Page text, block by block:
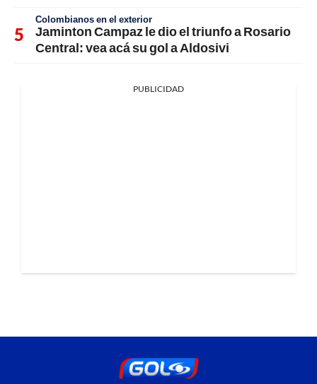
Colombianos en el exterior
Jaminton Campaz le dio el triunfo a Rosario
Central: vea acá su gol a Aldosivi
PUBLICIDAD